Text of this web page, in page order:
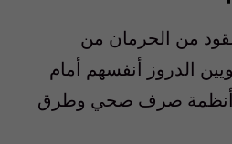
من الحرمان من
الدروز أنفسهم أمام
وأنظمة صرف صحي وطرق